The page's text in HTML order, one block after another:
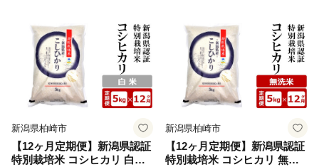
新潟県柏崎市
【12ヶ月定期便】新潟県認証
特別栽培米 コシヒカリ 白米
新潟県柏崎市
【12ヶ月定期便】新潟県認証
特別栽培米 コシヒカリ 無洗